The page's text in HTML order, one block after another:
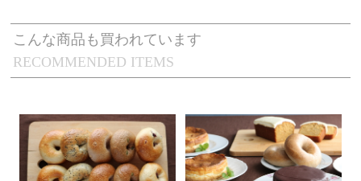
RECOMMENDED ITEMS
こんな商品も買われています